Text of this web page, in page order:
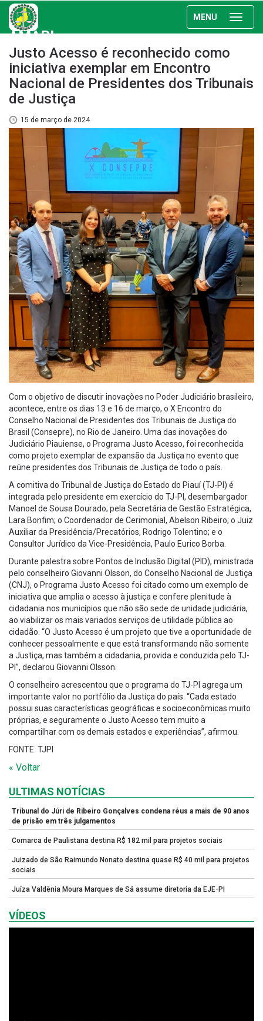
MENU
AMAPI
Justo Acesso é reconhecido como
iniciativa exemplar em Encontro
Nacional de Presidentes dos Tribunais
de Justiça
15 de março de 2024
Com o objetivo de discutir inovações no Poder Judiciário brasileiro,
acontece, entre os dias 13 e 16 de março, o X Encontro do
Conselho Nacional de Presidentes dos Tribunais de Justiça do
Brasil (Consepre), no Rio de Janeiro. Uma das inovações do
Judiciário Piauiense, o Programa Justo Acesso, foi reconhecida
como projeto exemplar de expansão da Justiça no evento que
reúne presidentes dos Tribunais de Justiça de todo o país.
A comitiva do Tribunal de Justiça do Estado do Piauí (TJ-PI) é
integrada pelo presidente em exercício do TJ-PI, desembargador
Manoel de Sousa Dourado; pela Secretária de Gestão Estratégica,
Lara Bonfim; o Coordenador de Cerimonial, Abelson Ribeiro; o Juiz
Auxiliar da Presidência/Precatórios, Rodrigo Tolentino; e o
Consultor Jurídico da Vice-Presidência, Paulo Eurico Borba.
Durante palestra sobre Pontos de Inclusão Digital (PID), ministrada
pelo conselheiro Giovanni Olsson, do Conselho Nacional de Justiça
(CNJ), o Programa Justo Acesso foi citado como um exemplo de
iniciativa que amplia o acesso à justiça e confere plenitude à
cidadania nos municípios que não são sede de unidade judiciária,
ao viabilizar os mais variados serviços de utilidade pública ao
cidadão. “O Justo Acesso é um projeto que tive a oportunidade de
conhecer pessoalmente e que está transformando não somente
a Justiça, mas também a cidadania, provida e conduzida pelo TJ-
PI”, declarou Giovanni Olsson.
O conselheiro acrescentou que o programa do TJ-PI agrega um
importante valor no portfólio da Justiça do país. “Cada estado
possui suas características geográficas e socioeconômicas muito
próprias, e seguramente o Justo Acesso tem muito a
compartilhar com os demais estados e experiências”, afirmou.
FONTE: TJPI
« Voltar
ULTIMAS NOTÍCIAS
Tribunal do Júri de Ribeiro Gonçalves condena réus a mais de 90 anos
de prisão em três julgamentos
Comarca de Paulistana destina R$ 182 mil para projetos sociais
Juizado de São Raimundo Nonato destina quase R$ 40 mil para projetos
sociais
Juíza Valdênia Moura Marques de Sá assume diretoria da EJE-PI
VÍDEOS